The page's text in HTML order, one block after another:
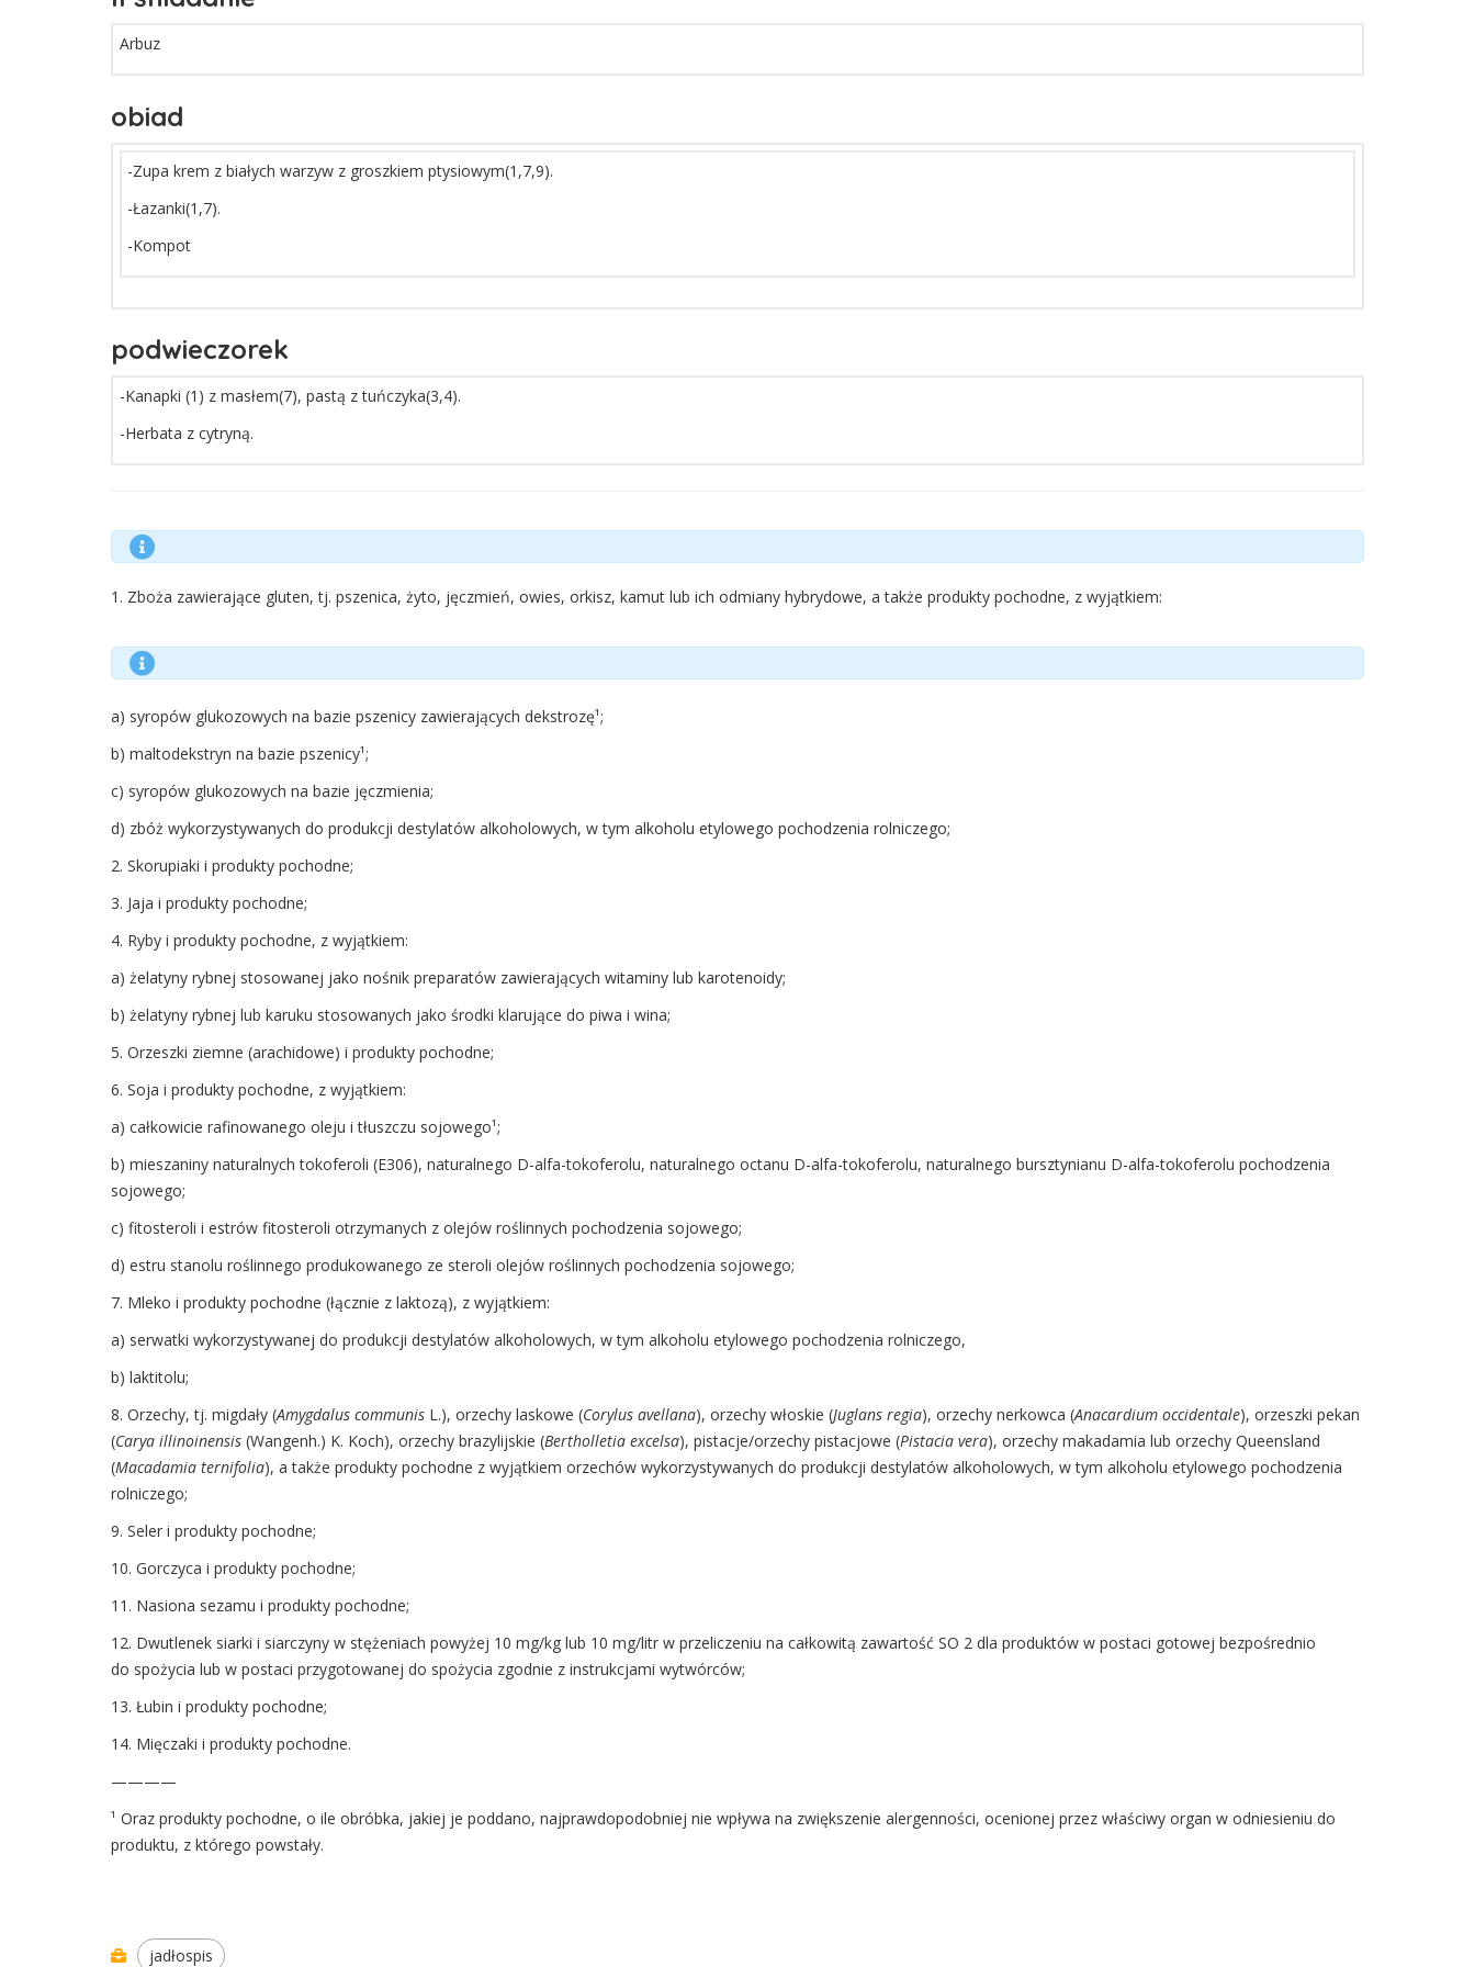
Arbuz
obiad
-Zupa krem z białych warzyw z groszkiem ptysiowym(1,7,9).
-Łazanki(1,7).
-Kompot
podwieczorek
-Kanapki (1) z masłem(7), pastą z tuńczyka(3,4).
-Herbata z cytryną.
1. Zboża zawierające gluten, tj. pszenica, żyto, jęczmień, owies, orkisz, kamut lub ich odmiany hybrydowe, a także produkty pochodne, z wyjątkiem:
a) syropów glukozowych na bazie pszenicy zawierających dekstrozę¹;
b) maltodekstryn na bazie pszenicy¹;
c) syropów glukozowych na bazie jęczmienia;
d) zbóż wykorzystywanych do produkcji destylatów alkoholowych, w tym alkoholu etylowego pochodzenia rolniczego;
2. Skorupiaki i produkty pochodne;
3. Jaja i produkty pochodne;
4. Ryby i produkty pochodne, z wyjątkiem:
a) żelatyny rybnej stosowanej jako nośnik preparatów zawierających witaminy lub karotenoidy;
b) żelatyny rybnej lub karuku stosowanych jako środki klarujące do piwa i wina;
5. Orzeszki ziemne (arachidowe) i produkty pochodne;
6. Soja i produkty pochodne, z wyjątkiem:
a) całkowicie rafinowanego oleju i tłuszczu sojowego¹;
b) mieszaniny naturalnych tokoferoli (E306), naturalnego D-alfa-tokoferolu, naturalnego octanu D-alfa-tokoferolu, naturalnego bursztynianu D-alfa-tokoferolu pochodzenia
sojowego;
c) fitosteroli i estrów fitosteroli otrzymanych z olejów roślinnych pochodzenia sojowego;
d) estru stanolu roślinnego produkowanego ze steroli olejów roślinnych pochodzenia sojowego;
7. Mleko i produkty pochodne (łącznie z laktozą), z wyjątkiem:
a) serwatki wykorzystywanej do produkcji destylatów alkoholowych, w tym alkoholu etylowego pochodzenia rolniczego,
b) laktitolu;
8. Orzechy, tj. migdały (Amygdalus communis L.), orzechy laskowe (Corylus avellana), orzechy włoskie (Juglans regia), orzechy nerkowca (Anacardium occidentale), orzeszki pekan
(Carya illinoinensis (Wangenh.) K. Koch), orzechy brazylijskie (Bertholletia excelsa), pistacje/orzechy pistacjowe (Pistacia vera), orzechy makadamia lub orzechy Queensland
(Macadamia ternifolia), a także produkty pochodne z wyjątkiem orzechów wykorzystywanych do produkcji destylatów alkoholowych, w tym alkoholu etylowego pochodzenia
rolniczego;
9. Seler i produkty pochodne;
10. Gorczyca i produkty pochodne;
11. Nasiona sezamu i produkty pochodne;
12. Dwutlenek siarki i siarczyny w stężeniach powyżej 10 mg/kg lub 10 mg/litr w przeliczeniu na całkowitą zawartość SO 2 dla produktów w postaci gotowej bezpośrednio
do spożycia lub w postaci przygotowanej do spożycia zgodnie z instrukcjami wytwórców;
13. Łubin i produkty pochodne;
14. Mięczaki i produkty pochodne.
————
¹ Oraz produkty pochodne, o ile obróbka, jakiej je poddano, najprawdopodobniej nie wpływa na zwiększenie alergenności, ocenionej przez właściwy organ w odniesieniu do
produktu, z którego powstały.
jadłospis